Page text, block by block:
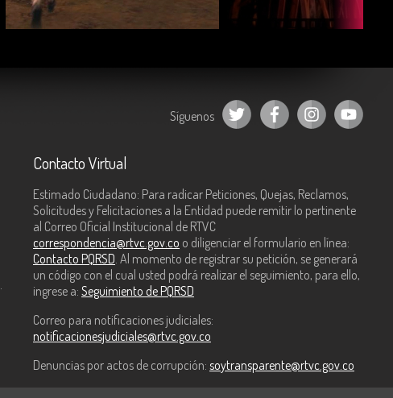
COMPARTIR COMPARTIR
Síguenos
Contacto Virtual
Estimado Ciudadano: Para radicar Peticiones, Quejas, Reclamos,
Solicitudes y Felicitaciones a la Entidad puede remitir lo pertinente
al Correo Oficial Institucional de RTVC
correspondencia@rtvc.gov.co o diligenciar el formulario en línea:
Contacto PQRSD . Al momento de registrar su petición, se generará
un código con el cual usted podrá realizar el seguimiento, para ello,
ingrese a: Seguimiento de PQRSD
Correo para notificaciones judiciales:
notificacionesjudiciales@rtvc.gov.co
Denuncias por actos de corrupción: soytransparente@rtvc.gov.co